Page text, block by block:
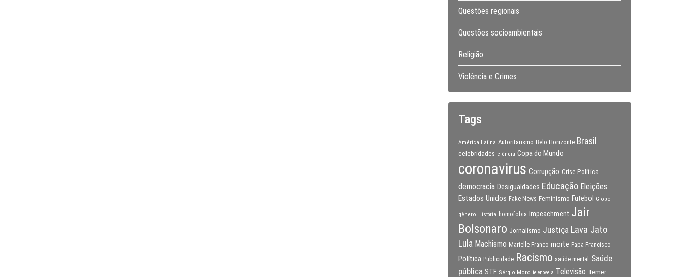
Questões regionais
Questões socioambientais
Religião
Violência e Crimes
Tags
América Latina Autoritarismo Belo Horizonte Brasil
celebridades ciência Copa do Mundo
coronavirus Corrupção Crise Política
democracia Desigualdades Educação Eleições
Estados Unidos Fake News Feminismo Futebol Globo
gênero História homofobia Impeachment Jair
Bolsonaro Jornalismo Justiça Lava Jato
Lula Machismo Marielle Franco morte Papa Francisco
Política Publicidade Racismo saúde mental
Saúde
pública STF Sérgio Moro telenovela Televisão Temer